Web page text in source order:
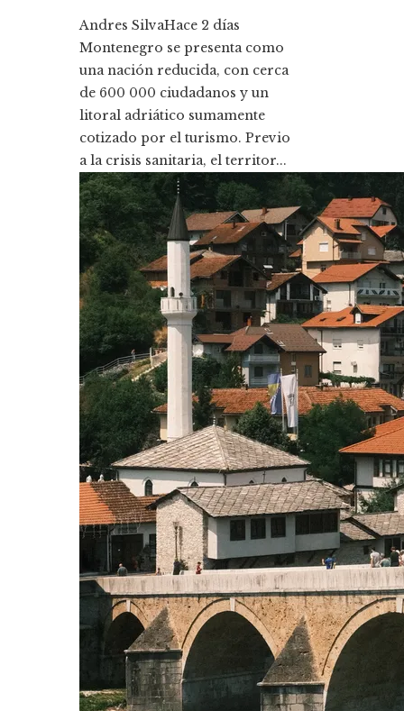
Andres SilvaHace 2 días
Montenegro se presenta como
una nación reducida, con cerca
de 600 000 ciudadanos y un
litoral adriático sumamente
cotizado por el turismo. Previo
a la crisis sanitaria, el territor...